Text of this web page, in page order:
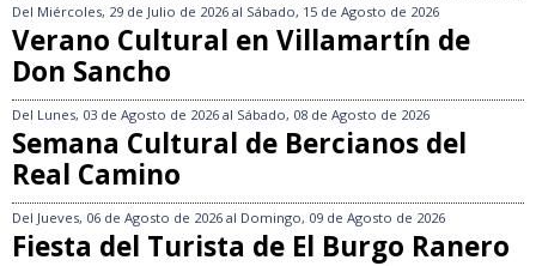
Del Miércoles, 29 de Julio de 2026 al Sábado, 15 de Agosto de 2026
Verano Cultural en Villamartín de
Don Sancho
Del Lunes, 03 de Agosto de 2026 al Sábado, 08 de Agosto de 2026
Semana Cultural de Bercianos del
Real Camino
Del Jueves, 06 de Agosto de 2026 al Domingo, 09 de Agosto de 2026
Fiesta del Turista de El Burgo Ranero